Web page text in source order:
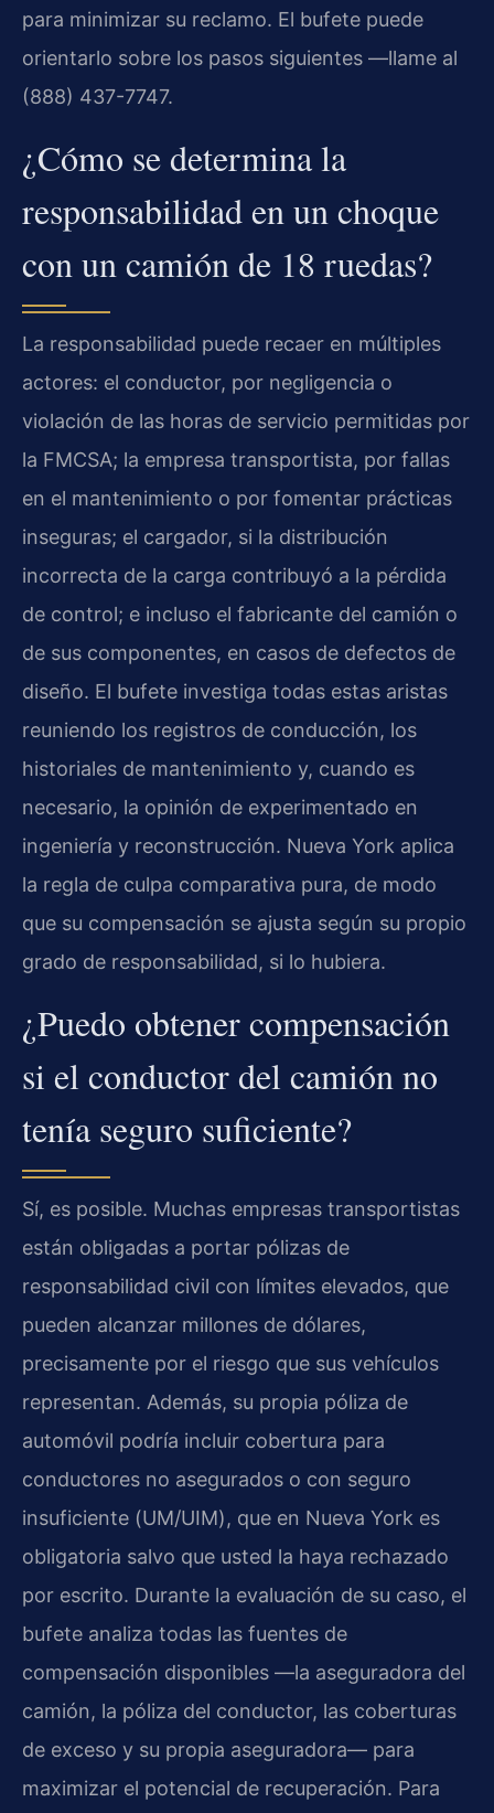
para minimizar su reclamo. El bufete puede
orientarlo sobre los pasos siguientes —llame al
(888) 437-7747.
¿Cómo se determina la
responsabilidad en un choque
con un camión de 18 ruedas?
La responsabilidad puede recaer en múltiples
actores: el conductor, por negligencia o
violación de las horas de servicio permitidas por
la FMCSA; la empresa transportista, por fallas
en el mantenimiento o por fomentar prácticas
inseguras; el cargador, si la distribución
incorrecta de la carga contribuyó a la pérdida
de control; e incluso el fabricante del camión o
de sus componentes, en casos de defectos de
diseño. El bufete investiga todas estas aristas
reuniendo los registros de conducción, los
historiales de mantenimiento y, cuando es
necesario, la opinión de experimentado en
ingeniería y reconstrucción. Nueva York aplica
la regla de culpa comparativa pura, de modo
que su compensación se ajusta según su propio
grado de responsabilidad, si lo hubiera.
¿Puedo obtener compensación
si el conductor del camión no
tenía seguro suficiente?
Sí, es posible. Muchas empresas transportistas
están obligadas a portar pólizas de
responsabilidad civil con límites elevados, que
pueden alcanzar millones de dólares,
precisamente por el riesgo que sus vehículos
representan. Además, su propia póliza de
automóvil podría incluir cobertura para
conductores no asegurados o con seguro
insuficiente (UM/UIM), que en Nueva York es
obligatoria salvo que usted la haya rechazado
por escrito. Durante la evaluación de su caso, el
bufete analiza todas las fuentes de
compensación disponibles —la aseguradora del
camión, la póliza del conductor, las coberturas
de exceso y su propia aseguradora— para
maximizar el potencial de recuperación. Para